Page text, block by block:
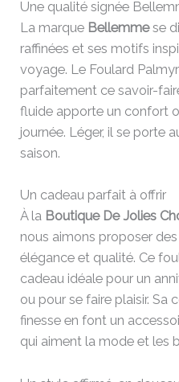
Une qualité signée
La marque Bellemmese
raffinées et ses motifs
voyage. Le Foulard
parfaitement ce savoir-
fluide apporte un confort
journée. Léger, il se porte
saison.
Un cadeau parfait à offrir
À la Boutique De Jolies
nous aimons proposer
élégance et qualité. Ce
cadeau idéale pour un
ou pour se faire plaisir. Sa
finesse en font un
qui aiment la mode et les